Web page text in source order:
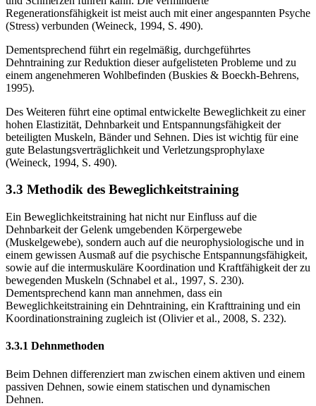
Regenerationsfähigkeit ist meist auch mit einer angespannten Psyche
(Stress) verbunden (Weineck, 1994, S. 490).
Dementsprechend führt ein regelmäßig, durchgeführtes
Dehntraining zur Reduktion dieser aufgelisteten Probleme und zu
einem angenehmeren Wohlbefinden (Buskies & Boeckh-Behrens,
1995).
Des Weiteren führt eine optimal entwickelte Beweglichkeit zu einer
hohen Elastizität, Dehnbarkeit und Entspannungsfähigkeit der
beteiligten Muskeln, Bänder und Sehnen. Dies ist wichtig für eine
gute Belastungsverträglichkeit und Verletzungsprophylaxe
(Weineck, 1994, S. 490).
3.3 Methodik des Beweglichkeitstraining
Ein Beweglichkeitstraining hat nicht nur Einfluss auf die
Dehnbarkeit der Gelenk umgebenden Körpergewebe
(Muskelgewebe), sondern auch auf die neurophysiologische und in
einem gewissen Ausmaß auf die psychische Entspannungsfähigkeit,
sowie auf die intermuskuläre Koordination und Kraftfähigkeit der zu
bewegenden Muskeln (Schnabel et al., 1997, S. 230).
Dementsprechend kann man annehmen, dass ein
Beweglichkeitstraining ein Dehntraining, ein Krafttraining und ein
Koordinationstraining zugleich ist (Olivier et al., 2008, S. 232).
3.3.1 Dehnmethoden
Beim Dehnen differenziert man zwischen einem aktiven und einem
passiven Dehnen, sowie einem statischen und dynamischen
Dehnen.